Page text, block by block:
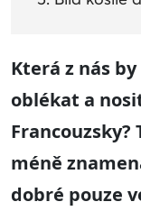
Která z nás
oblékat a
Francouzsky?
méně
dobré pouze